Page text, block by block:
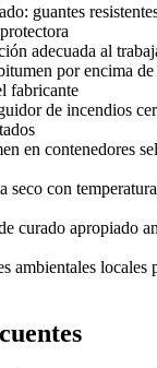
guantes
adecuada al
por encima de
fabricante
de incendios
en contenedores
seco con
curado apropiado
ambientales locales